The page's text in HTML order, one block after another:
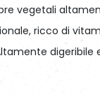
vegetali
ricco di
digeribile